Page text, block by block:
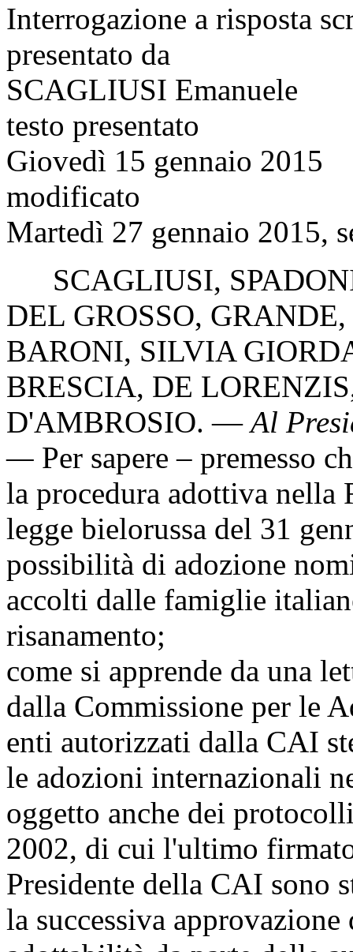
Interrogazione a risposta
presentato da
SCAGLIUSI Emanuele
testo presentato
Giovedì 15 gennaio 2015
modificato
Martedì 27 gennaio 2015,
SCAGLIUSI,
DEL GROSSO, GRANDE,
BARONI, SILVIA
BRESCIA, DE LORENZIS
D'AMBROSIO. — Al
— Per sapere – premesso
la procedura adottiva nella
legge bielorussa del 31
possibilità di adozione
accolti dalle famiglie
risanamento;
come si apprende da una
dalla Commissione per le
enti autorizzati dalla CAI
le adozioni internazionali
oggetto anche dei
2002, di cui l'ultimo
Presidente della CAI sono
la successiva